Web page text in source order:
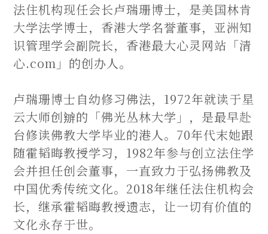
法住机构现任会长卢瑞珊博士，是美国林肯
大学法学博士，香港大学名誉董事，亚洲知
识管理学会副院长，香港最大心灵网站「清
心.com」的创办人。
卢瑞珊博士自幼修习佛法，1972年就读于星
云大师创辧的「佛光丛林大学」，是最早赴
台修读佛教大学毕业的港人。70年代末她跟
随霍韬晦教授学习，1982年参与创立法住学
会并担任创会董事，一直致力于弘扬佛教及
中国优秀传统文化。2018年继任法住机构会
长，继承霍韬晦教授遗志，让一切有价值的
文化永存于世。